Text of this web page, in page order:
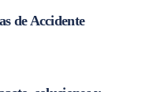
de Accidente